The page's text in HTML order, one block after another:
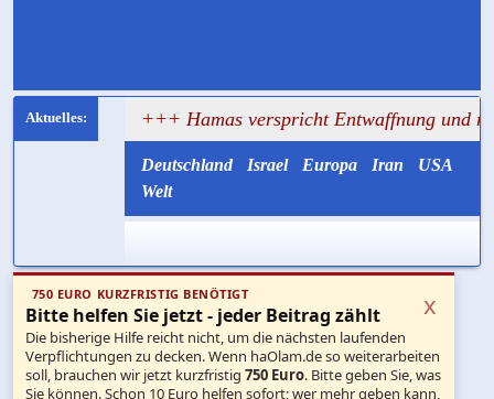
+++ Hamas verspricht Entwaffnung und ruft
Deutschland Israel Europa Iran
USA
Welt
750 EURO KURZFRISTIG BENÖTIGT
Bitte helfen Sie jetzt - jeder Beitrag zählt
Die bisherige Hilfe reicht nicht, um die nächsten laufenden
Verpflichtungen zu decken. Wenn haOlam.de so weiterarbeiten
soll, brauchen wir jetzt kurzfristig750 Euro. Bitte geben Sie, was
Sie können. Schon 10 Euro helfen sofort; wer mehr geben kann,
x